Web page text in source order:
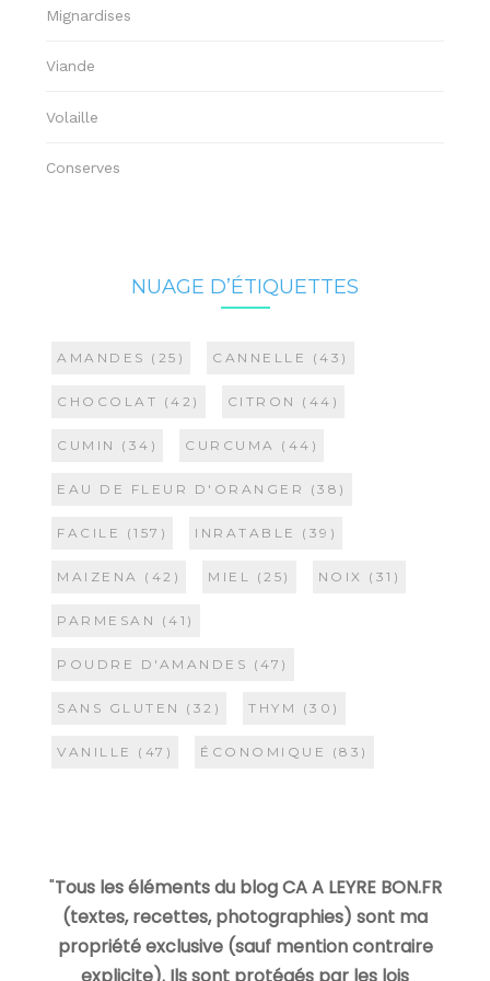
Mignardises
Viande
Volaille
Conserves
NUAGE D’ÉTIQUETTES
AMANDES (25) CANNELLE (43)
CHOCOLAT (42) CITRON (44)
CUMIN (34) CURCUMA (44)
EAU DE FLEUR D'ORANGER (38)
FACILE (157) INRATABLE (39)
MAIZENA (42) MIEL (25) NOIX (31)
PARMESAN (41)
POUDRE D'AMANDES (47)
SANS GLUTEN (32) THYM (30)
VANILLE (47) ÉCONOMIQUE (83)
"Tous les éléments du blog CA A LEYRE BON.FR
(textes, recettes, photographies) sont ma
propriété exclusive (sauf mention contraire